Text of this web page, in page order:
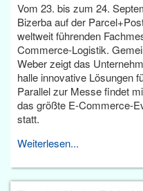
Vom 23. bis zum 24.
Bizerba auf der
weltweit führenden
Commerce-Logistik.
Weber zeigt das
halle innovative Lösungen
Parallel zur Messe findet
das größte E-Commerce-
statt.
Weiterlesen...